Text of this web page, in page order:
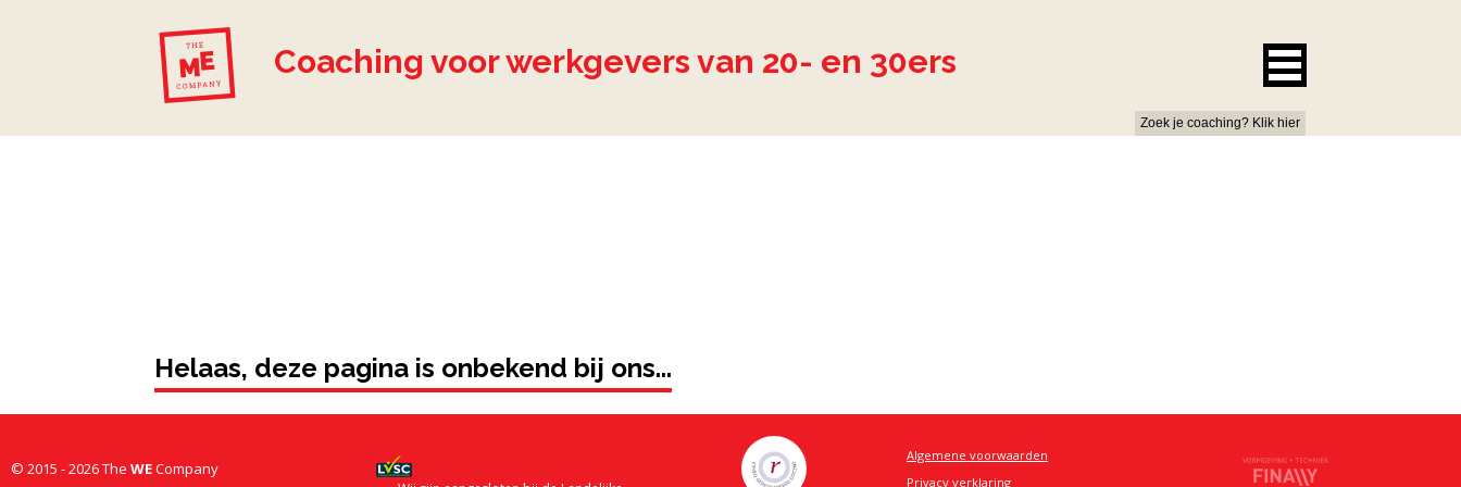
Zoek je coaching? Klik hier
Coaching voor werkgevers van 20- en 30ers
Helaas, deze pagina is onbekend bij ons...
© 2015 - 2026 The WECompany
Algemene voorwaarden
Privacy verklaring